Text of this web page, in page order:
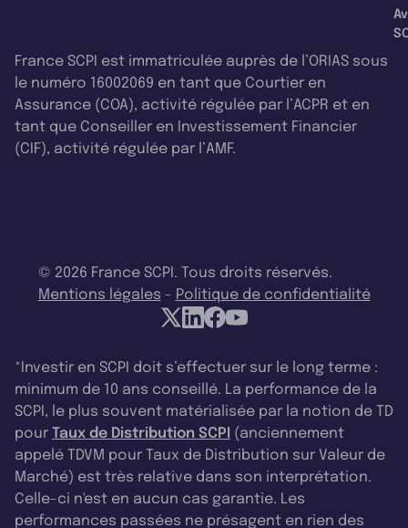
France SCPI est immatriculée auprès de l’ORIAS sous
le numéro 16002069 en tant que Courtier en
Assurance (COA), activité régulée par l’ACPR et en
tant que Conseiller en Investissement Financier
(CIF), activité régulée par l’AMF.
© 2026 France SCPI. Tous droits réservés.
Mentions légales - Politique de confidentialité
*Investir en SCPI doit s’effectuer sur le long terme :
minimum de 10 ans conseillé. La performance de la
SCPI, le plus souvent matérialisée par la notion de TD
pour Taux de Distribution SCPI (anciennement
appelé TDVM pour Taux de Distribution sur Valeur de
Marché) est très relative dans son interprétation.
Celle-ci n'est en aucun cas garantie. Les
performances passées ne présagent en rien des